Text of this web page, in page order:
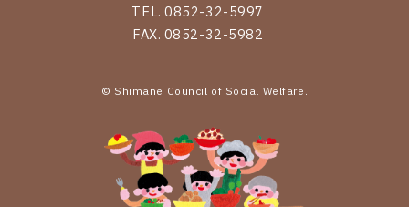
TEL. 0852-32-5997
FAX. 0852-32-5982
© Shimane Council of Social Welfare.